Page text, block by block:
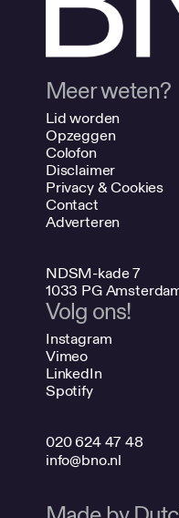
Meer weten?
Lid worden
Opzeggen
Colofon
Disclaimer
Privacy & Cookies
Contact
Adverteren
NDSM-kade 7
1033 PG
Volg ons!
Instagram
Vimeo
LinkedIn
Spotify
020 624 47 48
info@bno.nl